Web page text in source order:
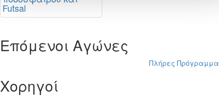
Futsal
Επόμενοι Αγώνες
Πλήρες Πρόγραμμα
Χορηγοί